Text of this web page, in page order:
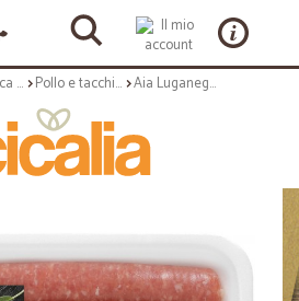
Carne fresca e carne lavorata Pollo e tacchino Aia Luganeghe Solo Pollo e Tacchino -40% di Grassi* gr.400